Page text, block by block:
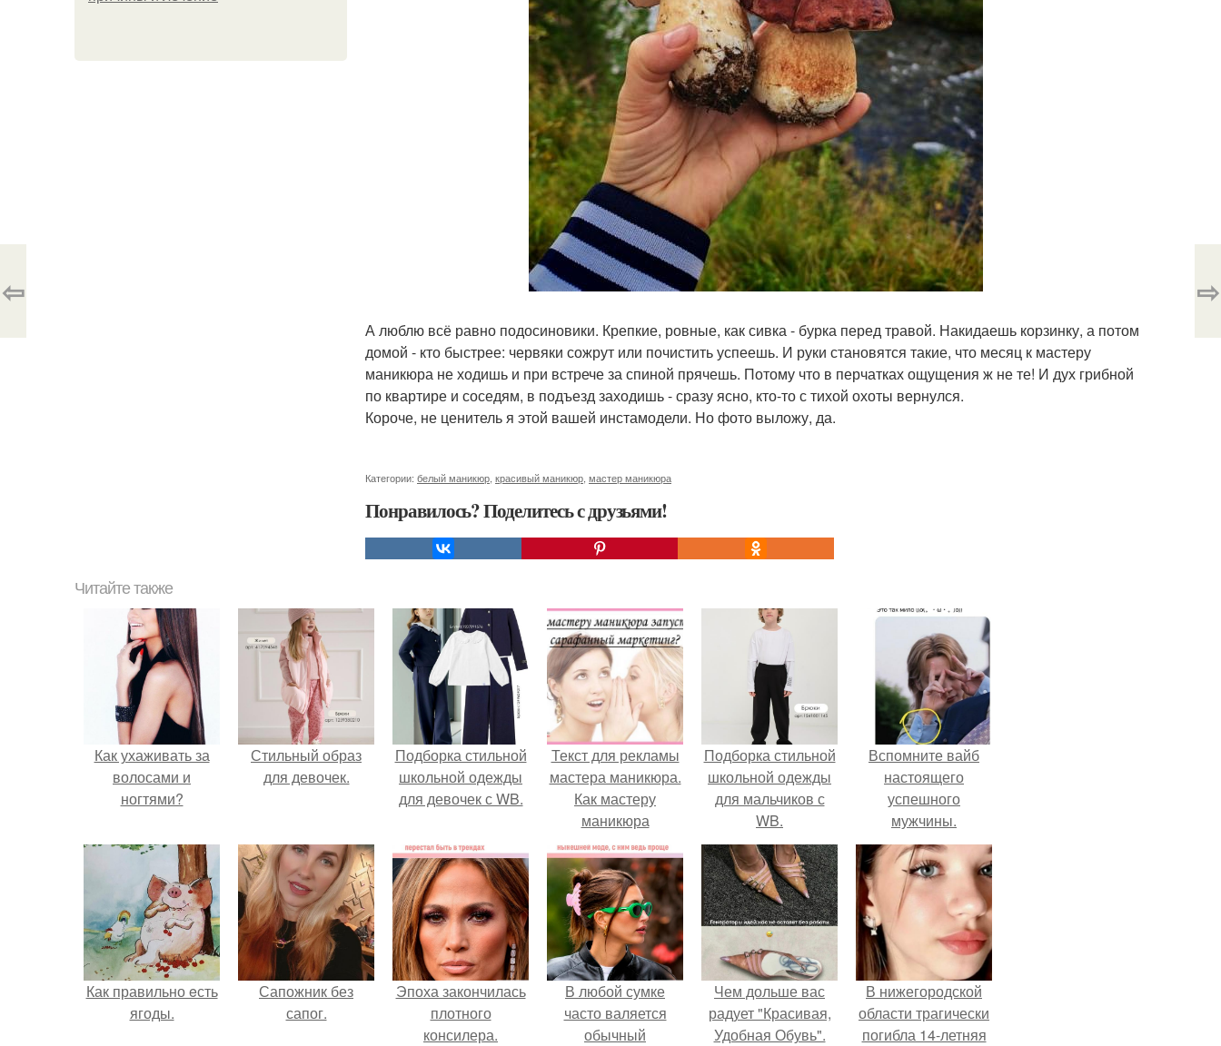
А люблю всё равно подосиновики. Крепкие, ровные, как сивка - бурка перед травой. Накидаешь корзинку, а потом
домой - кто быстрее: червяки сожрут или почистить успеешь. И руки становятся такие, что месяц к мастеру
маникюра не ходишь и при встрече за спиной прячешь. Потому что в перчатках ощущения ж не те! И дух грибной
по квартире и соседям, в подъезд заходишь - сразу ясно, кто-то с тихой охоты вернулся.
Короче, не ценитель я этой вашей инстамодели. Но фото выложу, да.
Категории: белый маникюр красивый маникюр мастер маникюра
Понравилось? Поделитесь с друзьями!
⇦ ⇨
Читайте также
Как ухаживать за
волосами и
ногтями?
Стильный образ
для девочек.
Подборка стильной
школьной одежды
для девочек с WB.
Текст для рекламы
мастера маникюра.
Как мастеру
маникюра
запустить
сарафанный
маркетинг?
Подборка стильной
школьной одежды
для мальчиков с
WB.
Вспомните вайб
настоящего
успешного
мужчины.
Как правильно eсть
ягоды.
Сапожник без
сапог.
Эпоха закончилась
плотного
консилера.
В любой сумке
часто валяется
обычный
Чем дольше вас
радует "Красивая,
Удобная Обувь".
В нижегородской
области трагически
погибла 14-летняя